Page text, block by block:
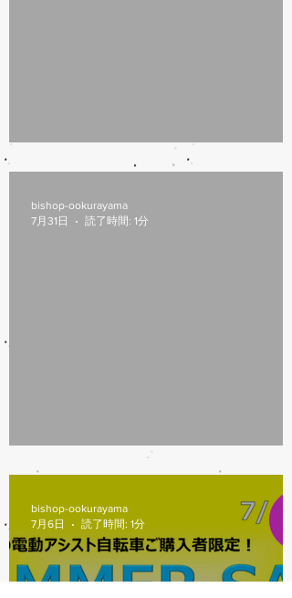
8/6(木)本日修理受付終了
7/31営業時間変更
bishop-ookurayama
7月31日
読了時間: 1分
bishop-ookurayama
7月6日
読了時間: 1分